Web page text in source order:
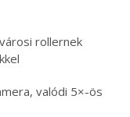
rollernek
valódi 5×-ös